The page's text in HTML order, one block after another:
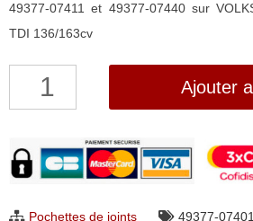
49377-07411 et 49377-07440 sur
TDI 136/163cv
quantité
de
joints
Ajouter
Pochettes de joints
49377-